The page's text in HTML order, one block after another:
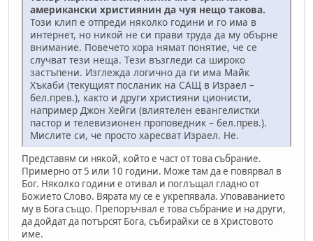
американски християнин да чуя нещо такова.
Този клип е отпреди няколко години и го има в
интернет, но никой не си прави труда да му обърне
внимание. Повечето хора нямат понятие, че се
случват тези неща. Тези възгледи са широко
застъпени. Изглежда логично да ги има Майк
Хъкаби (текущият посланик на САЩ в Израел –
бел.прев.), както и други християни ционисти,
например Джон Хейги (влиятелен евангелистки
пастор и телевизионен проповедник – бел.прев.).
Мислите си, че просто харесват Израел. Не.
Представям си някой, който е част от това събрание.
Примерно от 5 или 10 години. Може там да е повярвал в
Бог. Няколко години е отивал и поглъщал гладно от
Божието Слово. Вярата му се е укрепявала. Уповаванието
му в Бога също. Препоръчвал е това събрание и на други,
да дойдат да потърсят Бога, събирайки се в Христовото
име.